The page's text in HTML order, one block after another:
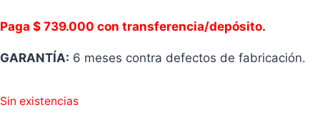
Paga $ 739.000 con transferencia/depósito.
GARANTÍA: 6 meses contra defectos de fabricación.
Sin existencias